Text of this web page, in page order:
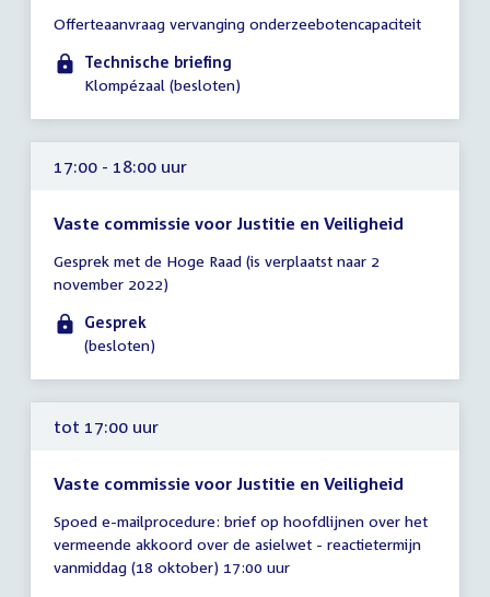
vergadering
17:00
-
uur
Offerteaanvraag vervanging onderzeebotencapaciteit
Technische briefing
Klompézaal (besloten)
17:00 - 18:00 uur
Vaste commissie voor Justitie en Veiligheid
vergadering
17:00
18:00
Gesprek met de Hoge Raad (is verplaatst naar 2
november 2022)
Gesprek
(besloten)
tot 17:00 uur
Vaste commissie voor Justitie en Veiligheid
vergadering
tot
17:00
Spoed e-mailprocedure: brief op hoofdlijnen over het
vermeende akkoord over de asielwet - reactietermijn
vanmiddag (18 oktober) 17:00 uur